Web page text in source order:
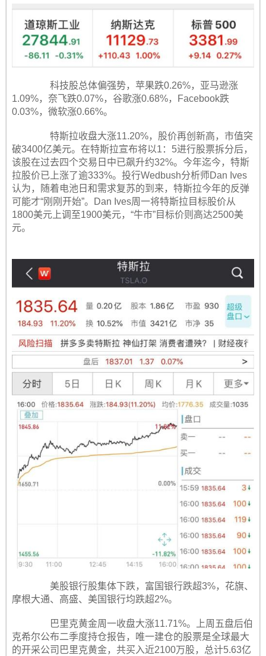
科技股总体偏强势，苹果跌0.26%，亚马逊涨
1.09%，奈飞跌0.07%，谷歌涨0.68%，Facebook跌
0.03%，微软涨0.66%。
特斯拉收盘大涨11.20%，股价再创新高，市值突
破3400亿美元。在特斯拉宣布将以1：5进行股票拆分后，
该股在过去四个交易日中已飙升约32%。今年迄今，特斯
拉股价已上涨了逾333%。投行Wedbush分析师Dan Ives
认为，随着电池日和需求复苏的到来，特斯拉今年的反弹
可能才“刚刚开始”。Dan Ives周一将特斯拉目标股价从
1800美元上调至1900美元，“牛市”目标价则高达2500美
元。
美股银行股集体下跌，富国银行跌超3%，花旗、
摩根大通、高盛、美国银行均跌超2%。
巴里克黄金周一收盘大涨11.71%。上周五盘后伯
克希尔公布二季度持仓报告，唯一建仓的股票是全球最大
的开采公司巴里克黄金，共买入近2100万股，总计5.63亿